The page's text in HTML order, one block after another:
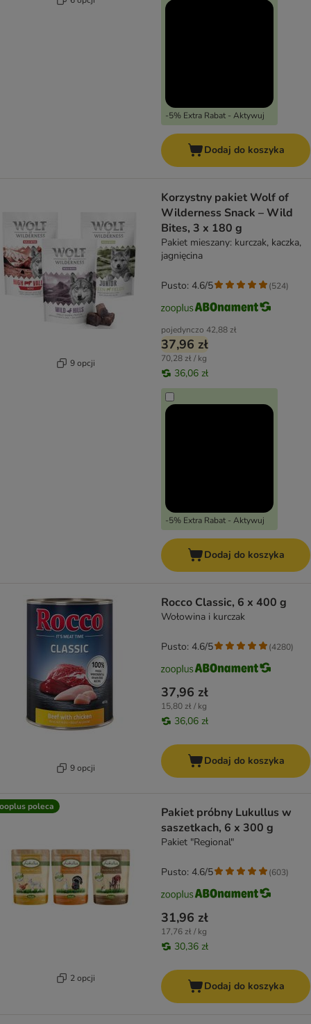
-5% Extra Rabat - Aktywuj
Dodaj do koszyka
9 opcji
Korzystny pakiet Wolf of
Wilderness Snack – Wild
Bites, 3 x 180 g
Pakiet mieszany: kurczak, kaczka,
jagnięcina
pojedynczo 42,88 zł
37,96 zł
70,28 zł / kg
36,06 zł
-5% Extra Rabat - Aktywuj
Pusto: 4.6/5 (524)
Dodaj do koszyka
9 opcji
Rocco Classic, 6 x 400 g
Wołowina i kurczak
37,96 zł
15,80 zł / kg
36,06 zł
Pusto: 4.6/5 (4280)
Dodaj do koszyka
poleca
2 opcji
Pakiet próbny Lukullus w
saszetkach, 6 x 300 g
Pakiet "Regional"
31,96 zł
17,76 zł / kg
30,36 zł
Pusto: 4.6/5 (603)
Dodaj do koszyka